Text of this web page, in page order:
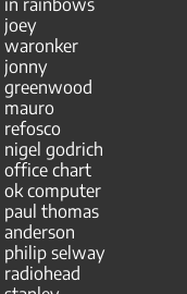
in rainbows
joey
waronker
jonny
greenwood
mauro
refosco
nigel godrich
office chart
ok computer
paul thomas
anderson
philip selway
radiohead